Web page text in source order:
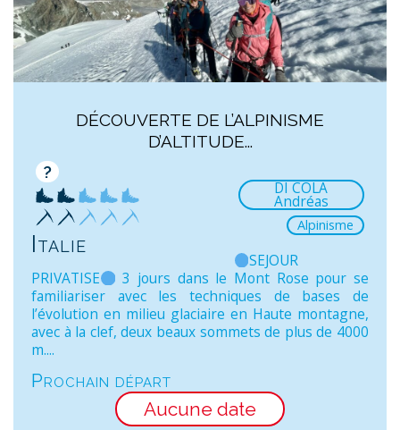
DÉCOUVERTE DE L’ALPINISME
D’ALTITUDE...
?
Italie
DI COLA
Andréas
Alpinisme
SEJOUR
PRIVATISE
3 jours dans le Mont Rose pour se
familiariser avec les techniques de bases de
l’évolution en milieu glaciaire en Haute montagne,
avec à la clef, deux beaux sommets de plus de 4000
m....
Prochain départ
Aucune date